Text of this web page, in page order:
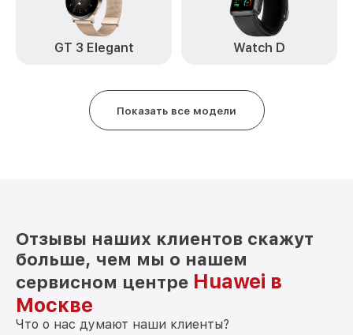
GT 3 Elegant Watch D
Показать все модели
Отзывы наших клиентов скажут
больше, чем мы о нашем
сервисном центре Huawei в
Москве
Что о нас думают наши клиенты?